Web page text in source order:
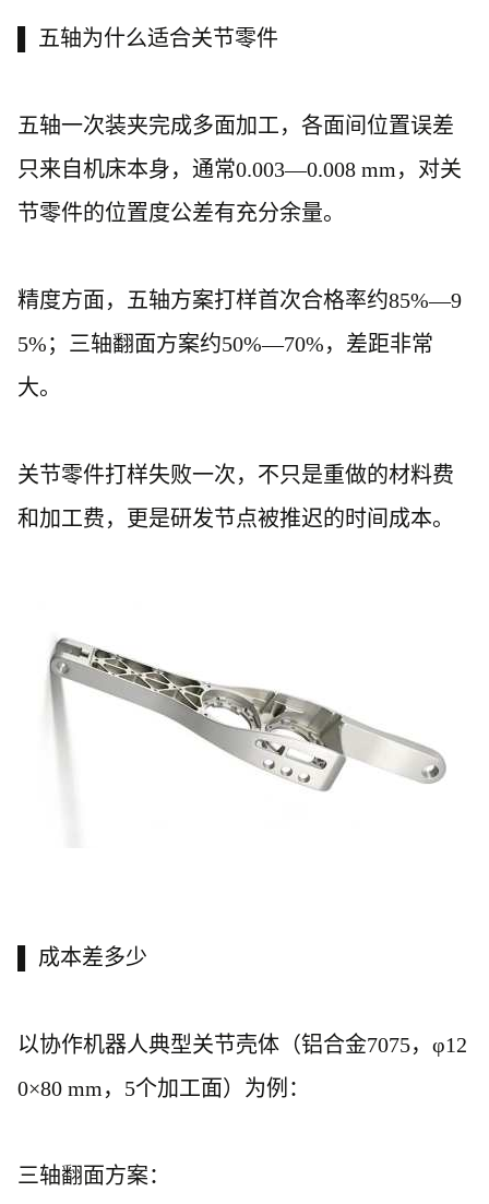
▌ 五轴为什么适合关节零件
五轴一次装夹完成多面加工，各面间位置误差
只来自机床本身，通常0.003—0.008 mm，对关
节零件的位置度公差有充分余量。
精度方面，五轴方案打样首次合格率约85%—9
5%；三轴翻面方案约50%—70%，差距非常
大。
关节零件打样失败一次，不只是重做的材料费
和加工费，更是研发节点被推迟的时间成本。
▌ 成本差多少
以协作机器人典型关节壳体（铝合金7075，φ12
0×80 mm，5个加工面）为例：
三轴翻面方案：